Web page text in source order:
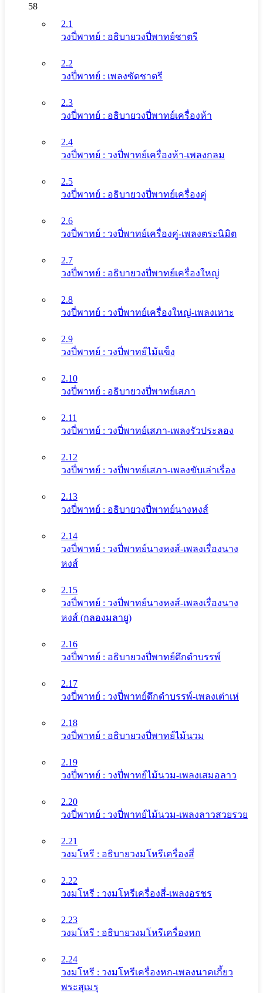
58
2.1
วงปี่พาทย์ : อธิบายวงปี่พาทย์ชาตรี
2.2
วงปี่พาทย์ : เพลงซัดชาตรี
2.3
วงปี่พาทย์ : อธิบายวงปี่พาทย์เครื่องห้า
2.4
วงปี่พาทย์ : วงปี่พาทย์เครื่องห้า-เพลงกลม
2.5
วงปี่พาทย์ : อธิบายวงปี่พาทย์เครื่องคู่
2.6
วงปี่พาทย์ : วงปี่พาทย์เครื่องคู่-เพลงตระนิมิต
2.7
วงปี่พาทย์ : อธิบายวงปี่พาทย์เครื่องใหญ่
2.8
วงปี่พาทย์ : วงปี่พาทย์เครื่องใหญ่-เพลงเหาะ
2.9
วงปี่พาทย์ : วงปี่พาทย์ไม้แข็ง
2.10
วงปี่พาทย์ : อธิบายวงปี่พาทย์เสภา
2.11
วงปี่พาทย์ : วงปี่พาทย์เสภา-เพลงรัวประลอง
2.12
วงปี่พาทย์ : วงปี่พาทย์เสภา-เพลงขับเล่าเรื่อง
2.13
วงปี่พาทย์ : อธิบายวงปี่พาทย์นางหงส์
2.14
วงปี่พาทย์ : วงปี่พาทย์นางหงส์-เพลงเรื่องนาง
หงส์
2.15
วงปี่พาทย์ : วงปี่พาทย์นางหงส์-เพลงเรื่องนาง
หงส์ (กลองมลายู)
2.16
วงปี่พาทย์ : อธิบายวงปี่พาทย์ดึกดําบรรพ์
2.17
วงปี่พาทย์ : วงปี่พาทย์ดึกดําบรรพ์-เพลงเต่าเห่
2.18
วงปี่พาทย์ : อธิบายวงปี่พาทย์ไม้นวม
2.19
วงปี่พาทย์ : วงปี่พาทย์ไม้นวม-เพลงเสมอลาว
2.20
วงปี่พาทย์ : วงปี่พาทย์ไม้นวม-เพลงลาวสวยรวย
2.21
วงมโหรี : อธิบายวงมโหรีเครื่องสี่
2.22
วงมโหรี : วงมโหรีเครื่องสี่-เพลงอรชร
2.23
วงมโหรี : อธิบายวงมโหรีเครื่องหก
2.24
วงมโหรี : วงมโหรีเครื่องหก-เพลงนาคเกี้ยว
พระสุเมรุ